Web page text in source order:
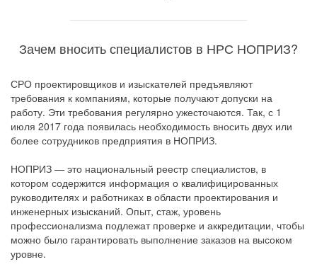
Зачем вносить специалистов в НРС НОПРИЗ?
СРО проектировщиков и изыскателей предъявляют
требования к компаниям, которые получают допуски на
работу. Эти требования регулярно ужесточаются. Так, с 1
июля 2017 года появилась необходимость вносить двух или
более сотрудников предприятия в НОПРИЗ.
НОПРИЗ — это национальный реестр специалистов, в
котором содержится информация о квалифицированных
руководителях и работниках в области проектирования и
инженерных изысканий. Опыт, стаж, уровень
профессионализма подлежат проверке и аккредитации, чтобы
можно было гарантировать выполнение заказов на высоком
уровне.